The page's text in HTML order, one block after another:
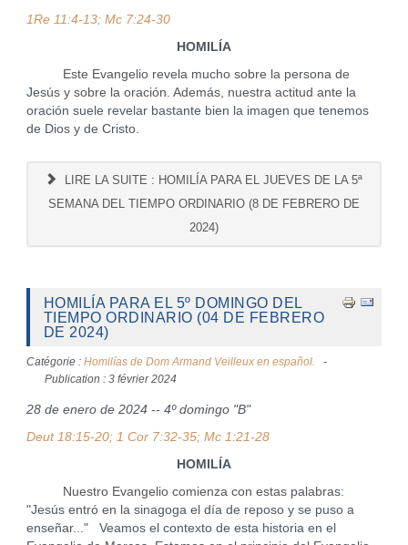
1Re 11:4-13; Mc 7:24-30
HOMILÍA
Este Evangelio revela mucho sobre la persona de
Jesús y sobre la oración. Además, nuestra actitud ante la
oración suele revelar bastante bien la imagen que tenemos
de Dios y de Cristo.
LIRE LA SUITE : HOMILÍA PARA EL JUEVES DE LA 5ª
SEMANA DEL TIEMPO ORDINARIO (8 DE FEBRERO DE
2024)
HOMILÍA PARA EL 5º DOMINGO DEL
TIEMPO ORDINARIO (04 DE FEBRERO
DE 2024)
Catégorie : Homilías de Dom Armand Veilleux en español.
Publication : 3 février 2024
28 de enero de 2024 -- 4º domingo "B"
Deut 18:15-20; 1 Cor 7:32-35; Mc 1:21-28
HOMILÍA
Nuestro Evangelio comienza con estas palabras:
"Jesús entró en la sinagoga el día de reposo y se puso a
enseñar..." Veamos el contexto de esta historia en el